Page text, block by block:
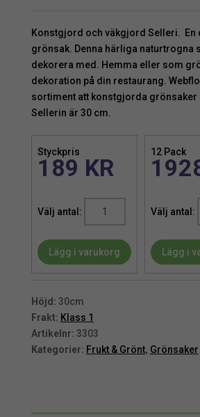
Konstgjord och väkgjord Selleri. En
grönsak. Denna härliga naturtrogna
dekorera med. Hemma eller som
dekoration på din restaurang.
sortiment att konstgjorda grönsaker
Sellerin är 30 cm.
Styckpris
189 KR
Selleri
Konstgjord
grönsak
Lägg i varukorg
12 Pack
Lägg i
Höjd: 30cm
Frakt: Klass 1
Artikelnr: 3303
Kategorier: Frukt & Grönt, Grönsaker